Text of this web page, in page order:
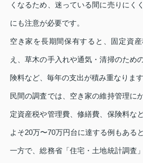
くなるため、迷っている間に売りにく
にも注意が必要です。
空き家を長期間保有すると、固定資
え、草木の手入れや通気・清掃のため
険料など、毎年の支出が積み重なります
民間の調査では、空き家の維持管理に
定資産税や管理費、修繕費、保険料な
よそ20万〜70万円台に達する例もある
一方で、総務省「住宅・土地統計調査